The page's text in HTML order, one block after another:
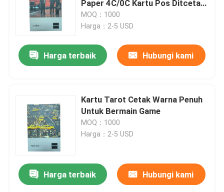
Mencetak Buku Warni
Pencetakan Buku Komik
Kotak Kemasan Hadiah
Paper 4C/0C Kartu Pos Ditcetak
Dengan Kotak Dan Tray
MOQ：1000
Harga：2-5 USD
Harga terbaik Hubungi kami
Kartu Tarot Cetak Warna Penuh
Untuk Bermain Game
MOQ：1000
Harga：2-5 USD
Harga terbaik Hubungi kami